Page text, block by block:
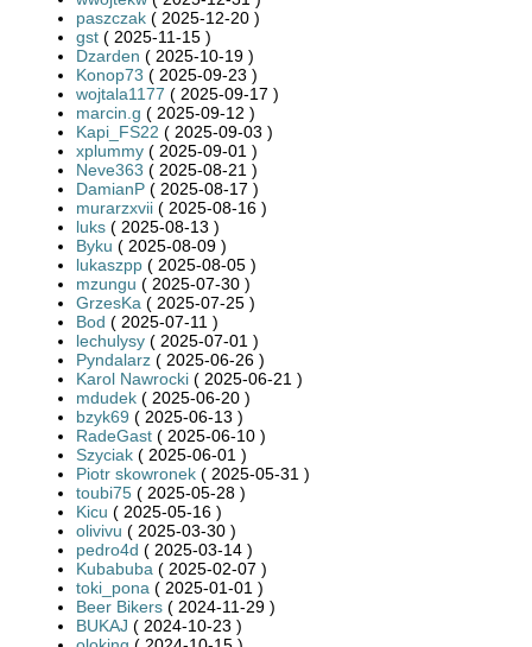
paszczak ( 2025-12-20 )
gst ( 2025-11-15 )
Dzarden ( 2025-10-19 )
Konop73 ( 2025-09-23 )
wojtala1177 ( 2025-09-17 )
marcin.g ( 2025-09-12 )
Kapi_FS22 ( 2025-09-03 )
xplummy ( 2025-09-01 )
Neve363 ( 2025-08-21 )
DamianP ( 2025-08-17 )
murarzxvii ( 2025-08-16 )
luks ( 2025-08-13 )
Byku ( 2025-08-09 )
lukaszpp ( 2025-08-05 )
mzungu ( 2025-07-30 )
GrzesKa ( 2025-07-25 )
Bod ( 2025-07-11 )
lechulysy ( 2025-07-01 )
Pyndalarz ( 2025-06-26 )
Karol Nawrocki ( 2025-06-21 )
mdudek ( 2025-06-20 )
bzyk69 ( 2025-06-13 )
RadeGast ( 2025-06-10 )
Szyciak ( 2025-06-01 )
Piotr skowronek ( 2025-05-31 )
toubi75 ( 2025-05-28 )
Kicu ( 2025-05-16 )
olivivu ( 2025-03-30 )
pedro4d ( 2025-03-14 )
Kubabuba ( 2025-02-07 )
toki_pona ( 2025-01-01 )
Beer Bikers ( 2024-11-29 )
BUKAJ ( 2024-10-23 )